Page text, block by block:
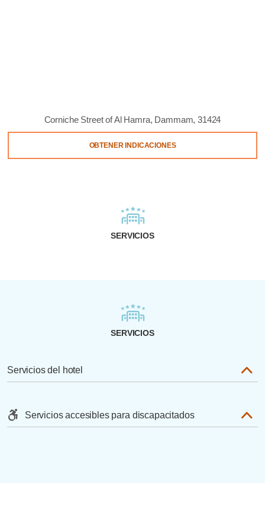
Corniche Street of Al Hamra, Dammam, 31424
OBTENER INDICACIONES
SERVICIOS
SERVICIOS
Servicios del hotel
Servicios accesibles para discapacitados